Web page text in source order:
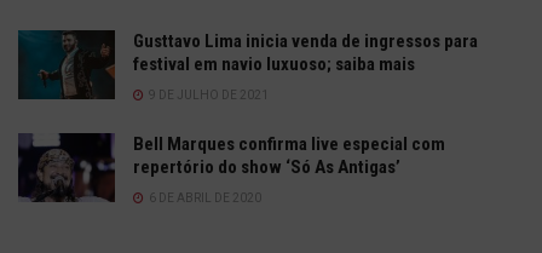
Gusttavo Lima inicia venda de ingressos para
festival em navio luxuoso; saiba mais
9 DE JULHO DE 2021
Bell Marques confirma live especial com
repertório do show ‘Só As Antigas’
6 DE ABRIL DE 2020